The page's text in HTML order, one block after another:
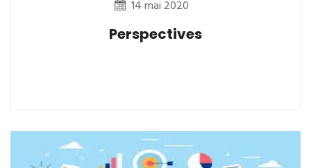
14 mai 2020
Perspectives